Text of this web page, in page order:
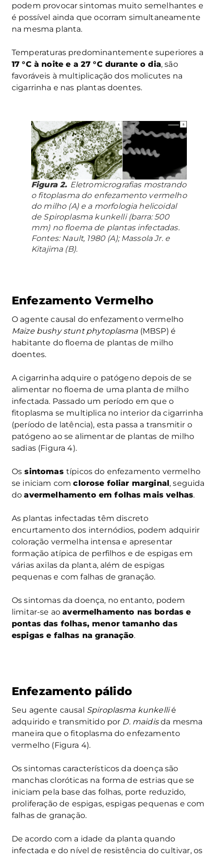
podem provocar sintomas muito semelhantes e
é possível ainda que ocorram simultaneamente
na mesma planta.
Temperaturas predominantemente superiores a
17 °C à noite e a 27 °C durante o dia, são
favoráveis à multiplicação dos molicutes na
cigarrinha e nas plantas doentes.
Figura 2. Eletromicrografias mostrando
o fitoplasma do enfezamento vermelho
do milho (A) e a morfologia helicoidal
de Spiroplasma kunkelli(barra: 500
mm) no floema de plantas infectadas.
Fontes: Nault, 1980 (A); Massola Jr. e
Kitajima (B).
Enfezamento Vermelho
O agente causal do enfezamento vermelho
Maize bushy stunt phytoplasma(MBSP) é
habitante do floema de plantas de milho
doentes.
A cigarrinha adquire o patógeno depois de se
alimentar no floema de uma planta de milho
infectada. Passado um período em que o
fitoplasma se multiplica no interior da cigarrinha
(período de latência), esta passa a transmitir o
patógeno ao se alimentar de plantas de milho
sadias (Figura 4).
Os sintomas típicos do enfezamento vermelho
se iniciam comclorose foliar marginal, seguida
doavermelhamento em folhas mais velhas.
As plantas infectadas têm discreto
encurtamento dos internódios, podem adquirir
coloração vermelha intensa e apresentar
formação atípica de perfilhos e de espigas em
várias axilas da planta, além de espigas
pequenas e com falhas de granação.
Os sintomas da doença, no entanto, podem
limitar-se aoavermelhamento nas bordas e
pontas das folhas, menor tamanho das
espigas e falhas na granação.
Enfezamento pálido
Seu agente causal Spiroplasma kunkellié
adquirido e transmitido por D. maidisda mesma
maneira que o fitoplasma do enfezamento
vermelho (Figura 4).
Os sintomas característicos da doença são
manchas cloróticas na forma de estrias que se
iniciam pela base das folhas, porte reduzido,
proliferação de espigas, espigas pequenas e com
falhas de granação.
De acordo com a idade da planta quando
infectada e do nível de resistência do cultivar, os